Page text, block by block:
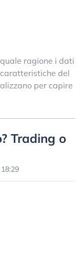
quale ragione i dati
del
per capire
Trading o